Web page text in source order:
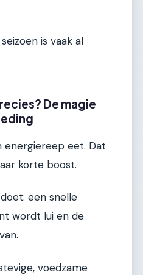
is vaak al
De magie
energiereep eet. Dat
korte boost.
een snelle
wordt lui en de
voedzame